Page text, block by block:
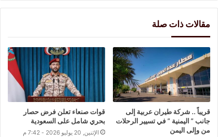
مقالات ذات صلة
قريباً .. شركة طيران عربية إلى
جانب ” اليمنية ” في تسيير الرحلات
من وإلى اليمن
قوات صنعاء تعلن فرض حصار
بحري شامل على السعودية
الإثنين, 20 يوليو 2026 - 7:42 م